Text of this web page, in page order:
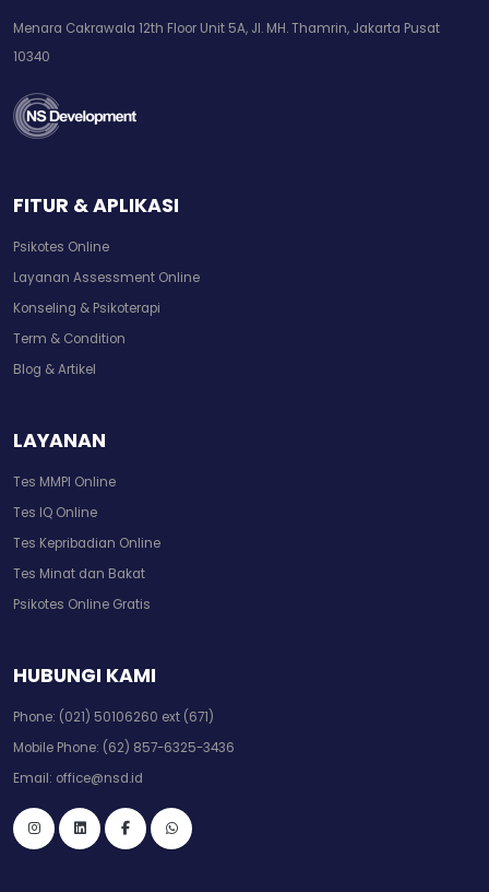
Menara Cakrawala 12th Floor Unit 5A, Jl. MH. Thamrin, Jakarta Pusat
10340
FITUR & APLIKASI
Psikotes Online
Layanan Assessment Online
Konseling & Psikoterapi
Term & Condition
Blog & Artikel
LAYANAN
Tes MMPI Online
Tes IQ Online
Tes Kepribadian Online
Tes Minat dan Bakat
Psikotes Online Gratis
HUBUNGI KAMI
Phone: (021) 50106260 ext (671)
Mobile Phone: (62) 857-6325-3436
Email: office@nsd.id